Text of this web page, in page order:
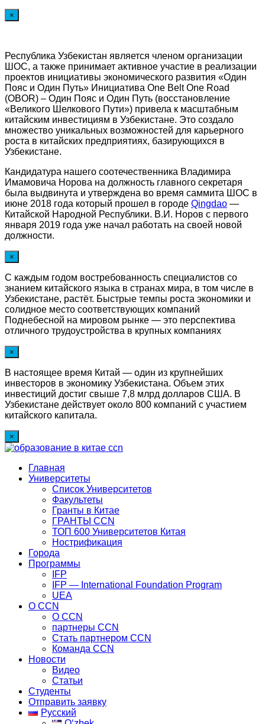
×
Республика Узбекистан является членом организации
ШОС, а также принимает активное участие в реализации
проектов инициативы экономического развития «Один
Пояс и Один Путь» Инициатива One Belt One Road
(OBOR) – Один Пояс и Один Путь (восстановление
«Великого Шелкового Пути») привела к масштабным
китайским инвестициям в Узбекистане. Это создало
множество уникальных возможностей для карьерного
роста в китайских предприятиях, базирующихся в
Узбекистане.
Кандидатура нашего соотечественника Владимира
Имамовича Норова на должность главного секретаря
была выдвинута и утверждена во время саммита ШОС в
июне 2018 года который прошел в городе Qingdao —
Китайской Народной Республики. В.И. Норов с первого
января 2019 года уже начал работать на своей новой
должности.
×
С каждым годом востребованность специалистов со
знанием китайского языка в странах мира, в том числе в
Узбекистане, растёт. Быстрые темпы роста экономики и
солидное место соответствующих компаний
Поднебесной на мировом рынке — это перспектива
отличного трудоустройства в крупных компаниях
×
В настоящее время Китай — один из крупнейших
инвесторов в экономику Узбекистана. Объем этих
инвестиций достиг свыше 7,8 млрд долларов США. В
Узбекистане действует около 800 компаний с участием
китайского капитала.
×
Главная
Университеты
Список Университетов
Факультеты
Гранты в Китае
ГРАНТЫ ССN
ТОП 600 Университетов Китая
Нострификация
Города
Программы
IFP
IFP — International Foundation Program
UEA
О CCN
О CCN
партнеры ССN
Стать партнером CCN
Команда ССN
Новости
Видео
Статьи
Студенты
Отправить заявку
Русский